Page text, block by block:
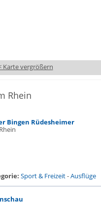
Karte vergrößern
Rhein
Bingen Rüdesheimer
Sport & Freizeit-Ausflüge